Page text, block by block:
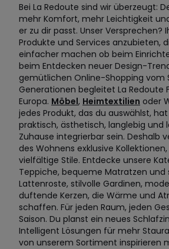
Bei La Redoute sind wir überzeugt:
mehr Komfort, mehr Leichtigkeit
er zu dir passt. Unser Versprechen?
Produkte und Services anzubieten,
einfacher machen ob beim
beim Entdecken neuer Design-
gemütlichen Online-Shopping vom
Generationen begleitet La Redoute
Europa. Möbel, Heimtextilien oder
jedes Produkt, das du auswählst,
praktisch, ästhetisch, langlebig und
Zuhause integrierbar sein. Deshalb
des Wohnens exklusive
vielfältige Stile. Entdecke unsere
Teppiche, bequeme Matratzen und
Lattenroste, stilvolle Gardinen,
duftende Kerzen, die Wärme und
schaffen. Für jeden Raum, jeden
Saison. Du planst ein neues
Intelligent Lösungen für mehr
von unserem Sortiment inspirieren